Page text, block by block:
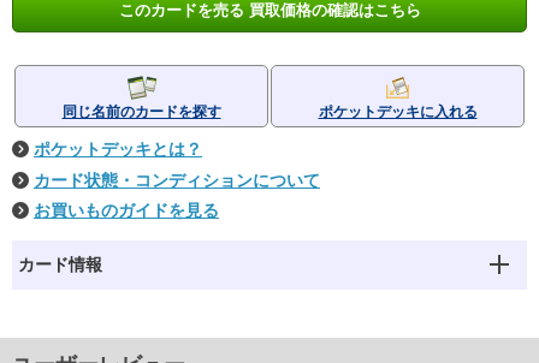
このカードを売る 買取価格の確認はこちら
同じ名前のカードを探す ポケットデッキに入れる
ポケットデッキとは？
カード状態・コンディションについて
お買いものガイドを見る
カード情報